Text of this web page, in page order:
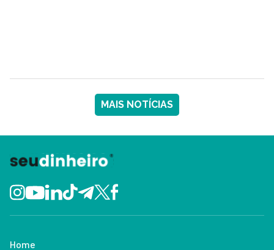
MAIS NOTÍCIAS
Home